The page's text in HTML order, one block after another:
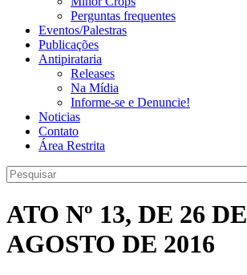
Perguntas frequentes
Eventos/Palestras
Publicações
Antipirataria
Releases
Na Mídia
Informe-se e Denuncie!
Noticias
Contato
Área Restrita
ATO Nº 13, DE 26 DE
AGOSTO DE 2016